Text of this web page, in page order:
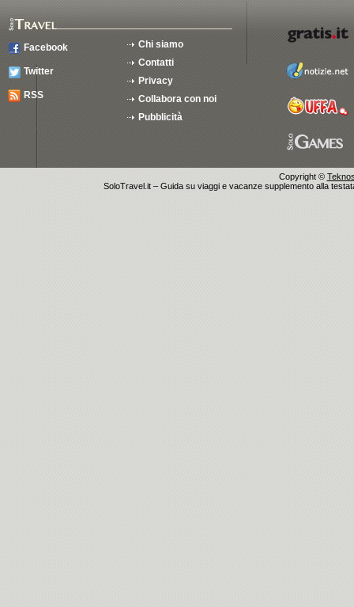
Facebook
Twitter
RSS
Chi siamo
Contatti
Privacy
Collabora con noi
Pubblicità
Copyright ©
SoloTravel.it – Guida su viaggi e vacanze supplemento alla